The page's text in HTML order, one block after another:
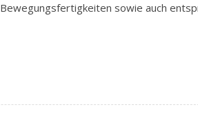
sowie auch